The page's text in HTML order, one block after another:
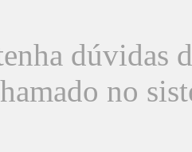
dúvidas
no